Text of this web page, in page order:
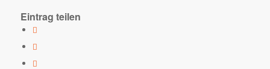
Eintrag teilen